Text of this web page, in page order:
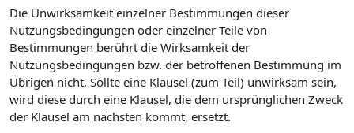
Die Unwirksamkeit einzelner Bestimmungen dieser
Nutzungsbedingungen oder einzelner Teile von
Bestimmungen berührt die Wirksamkeit der
Nutzungsbedingungen bzw. der betroffenen Bestimmung im
Übrigen nicht. Sollte eine Klausel (zum Teil) unwirksam sein,
wird diese durch eine Klausel, die dem ursprünglichen Zweck
der Klausel am nächsten kommt, ersetzt.